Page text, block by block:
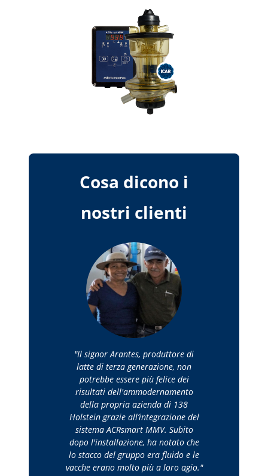
Cosa dicono i
nostri clienti
Il signor Arantes, produttore di
latte di terza generazione, non
potrebbe essere più felice dei
risultati dell'ammodernamento
della propria azienda di 138
Holstein grazie all’integrazione del
sistema ACRsmart MMV. Subito
dopo l'installazione, ha notato che
lo stacco del gruppo era fluido e le
vacche erano molto più a loro agio.